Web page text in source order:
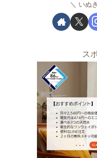
いぬ
ス